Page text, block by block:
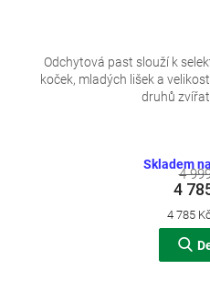
Skladem
4
4
Měrná
cena:
4 785
Odchytová past slouží k
koček, mladých lišek a
druhů